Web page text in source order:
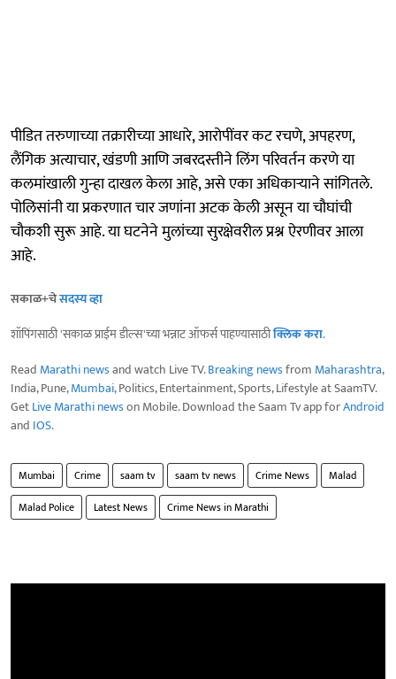
पीडित तरुणाच्या तक्रारीच्या आधारे, आरोपींवर कट रचणे, अपहरण,
लैंगिक अत्याचार, खंडणी आणि जबरदस्तीने लिंग परिवर्तन करणे या
कलमांखाली गुन्हा दाखल केला आहे, असे एका अधिकाऱ्याने सांगितले.
पोलिसांनी या प्रकरणात चार जणांना अटक केली असून या चौघांची
चौकशी सुरू आहे. या घटनेने मुलांच्या सुरक्षेवरील प्रश्न ऐरणीवर आला
आहे.
सकाळ+चेसदस्य व्हा
शॉपिंगसाठी 'सकाळ प्राईम डील्स'च्या भन्नाट ऑफर्स पाहण्यासाठीक्लिक करा.
Read Marathi newsand watch Live TV.Breaking newsfrom Maharashtra,
India, Pune,Mumbai, Politics, Entertainment, Sports, Lifestyle at SaamTV.
GetLive Marathi newson Mobile. Download the Saam Tv app forAndroid
and IOS.
Mumbai Crime saam tv saam tv news Crime News
Malad
Malad Police
Latest News Crime News in Marathi